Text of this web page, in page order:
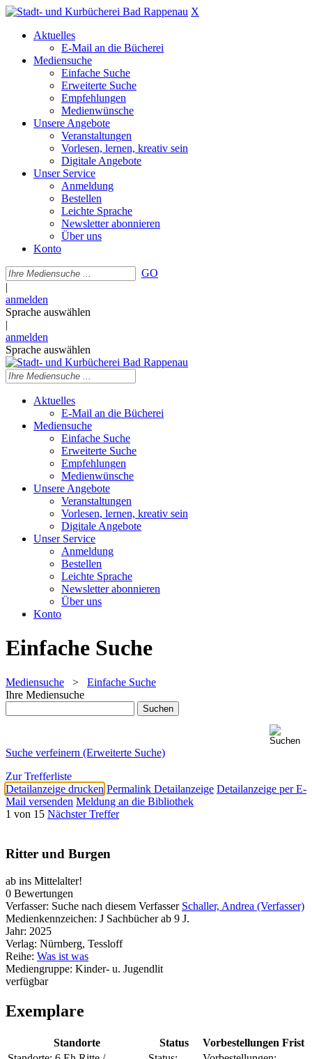
X
Aktuelles
E-Mail an die Bücherei
Mediensuche
Einfache Suche
Erweiterte Suche
Empfehlungen
Medienwünsche
Unsere Angebote
Veranstaltungen
Vorlesen, lernen, kreativ sein
Digitale Angebote
Unser Service
Anmeldung
Bestellen
Leichte Sprache
Newsletter abonnieren
Über uns
Konto
GO
|
anmelden
Sprache auswählen
|
anmelden
Sprache auswählen
Aktuelles
E-Mail an die Bücherei
Mediensuche
Einfache Suche
Erweiterte Suche
Empfehlungen
Medienwünsche
Unsere Angebote
Veranstaltungen
Vorlesen, lernen, kreativ sein
Digitale Angebote
Unser Service
Anmeldung
Bestellen
Leichte Sprache
Newsletter abonnieren
Über uns
Konto
Einfache Suche
Mediensuche > Einfache Suche
Ihre Mediensuche
Suche verfeinern (Erweiterte Suche)
Zur Trefferliste
Detailanzeige drucken Permalink Detailanzeige Detailanzeige per E-
Mail versenden Meldung an die Bibliothek
1 von 15 Nächster Treffer
Ritter und Burgen
ab ins Mittelalter!
0 Bewertungen
Verfasser: Suche nach diesem Verfasser Schaller, Andrea (Verfasser)
Medienkennzeichen: J Sachbücher ab 9 J.
Jahr: 2025
Verlag: Nürnberg, Tessloff
Reihe: Was ist was
Mediengruppe: Kinder- u. Jugendlit
verfügbar
Exemplare
Standorte Status Vorbestellungen Frist